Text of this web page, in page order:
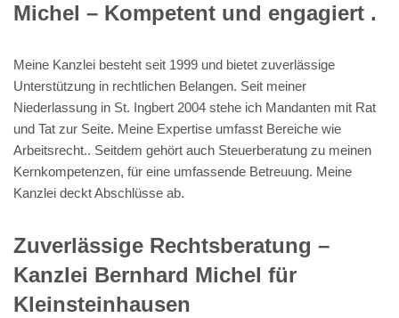
Michel – Kompetent und engagiert .
Meine Kanzlei besteht seit 1999 und bietet zuverlässige
Unterstützung in rechtlichen Belangen. Seit meiner
Niederlassung in St. Ingbert 2004 stehe ich Mandanten mit Rat
und Tat zur Seite. Meine Expertise umfasst Bereiche wie
Arbeitsrecht.. Seitdem gehört auch Steuerberatung zu meinen
Kernkompetenzen, für eine umfassende Betreuung. Meine
Kanzlei deckt Abschlüsse ab.
Zuverlässige Rechtsberatung –
Kanzlei Bernhard Michel für
Kleinsteinhausen